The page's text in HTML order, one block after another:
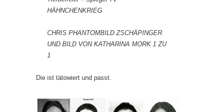
HÄHNCHENKRIEG
CHRIS PHANTOMBILD ZSCHÄPINGER
UND BILD VON KATHARINA MORK 1 ZU
1
Die ist tätowiert und passt.